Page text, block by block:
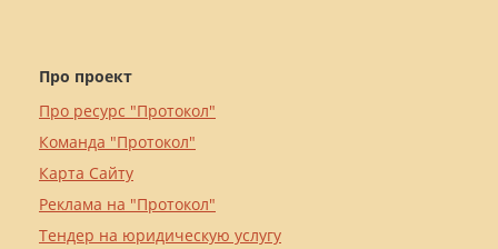
Про проект
Про ресурс "Протокол"
Команда "Протокол"
Карта Сайту
Реклама на "Протокол"
Тендер на юридическую услугу